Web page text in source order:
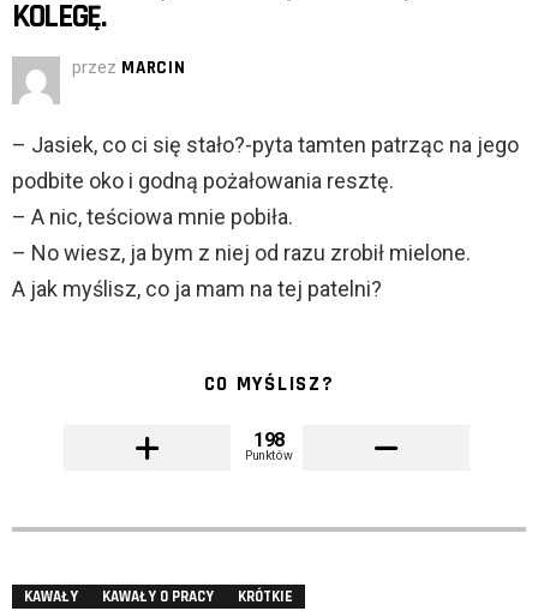
KOLEGĘ.
przez MARCIN
– Jasiek, co ci się stało?-pyta tamten patrząc na jego
podbite oko i godną pożałowania resztę.
– A nic, teściowa mnie pobiła.
– No wiesz, ja bym z niej od razu zrobił mielone.
A jak myślisz, co ja mam na tej patelni?
CO MYŚLISZ?
198
Punktów
KAWAŁY KAWAŁY O PRACY KRÓTKIE